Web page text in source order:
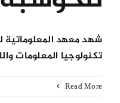
شهد معهد المعلوماتية
تكنولوجيا المعلومات
Read More